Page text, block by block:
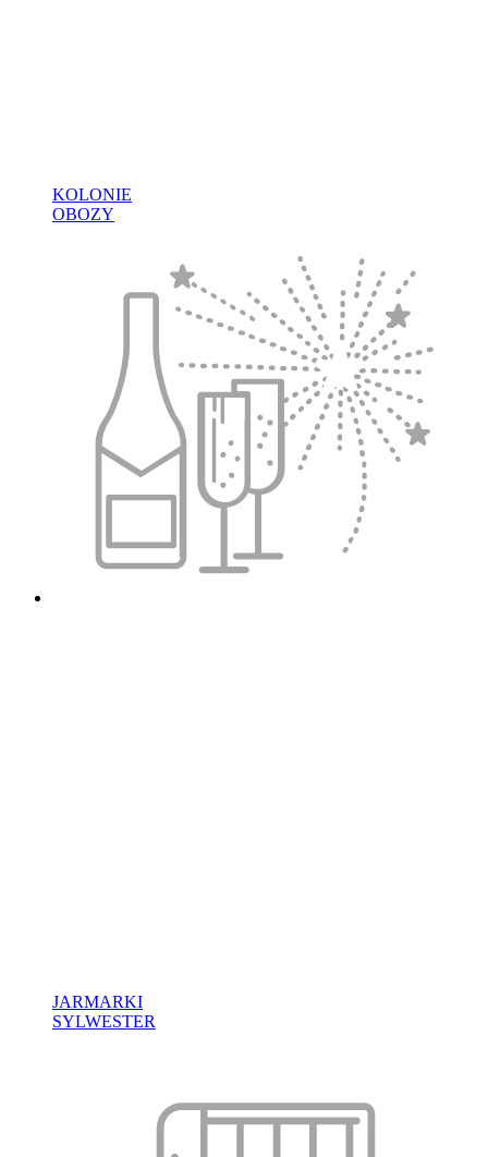
KOLONIE
OBOZY
JARMARKI
SYLWESTER